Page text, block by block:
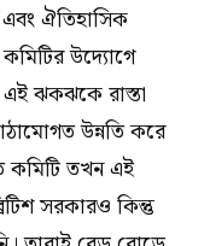
ঐতিহাসিক
উদ্যোগে
ঝকঝকে রাস্তা
উন্নতি করে
কমিটি তখন এই
সরকারও কিন্তু